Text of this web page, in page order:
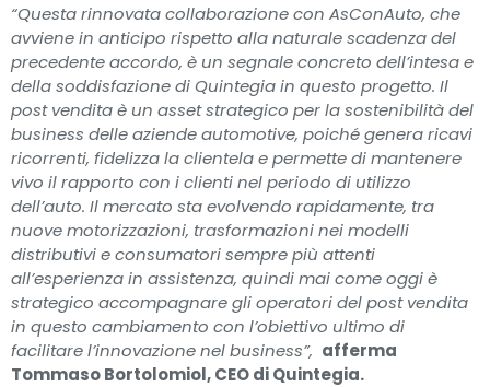
“Questa rinnovata collaborazione con AsConAuto, che
avviene in anticipo rispetto alla naturale scadenza del
precedente accordo, è un segnale concreto dell’intesa e
della soddisfazione di Quintegia in questo progetto. Il
post vendita è un asset strategico per la sostenibilità del
business delle aziende automotive, poiché genera ricavi
ricorrenti, fidelizza la clientela e permette di mantenere
vivo il rapporto con i clienti nel periodo di utilizzo
dell’auto. Il mercato sta evolvendo rapidamente, tra
nuove motorizzazioni, trasformazioni nei modelli
distributivi e consumatori sempre più attenti
all’esperienza in assistenza, quindi mai come oggi è
strategico accompagnare gli operatori del post vendita
in questo cambiamento con l’obiettivo ultimo di
facilitare l’innovazione nel business”, afferma
Tommaso Bortolomiol, CEO di Quintegia.